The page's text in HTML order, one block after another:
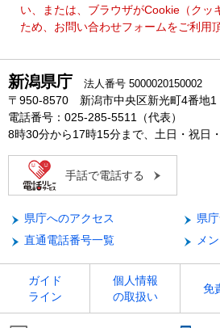
い、または、ブラウザがCookie（クッ
ため、お問い合わせフォームをご利用
新潟県庁 法人番号 5000020150002
〒950-8570 新潟市中央区新光町4番地1
電話番号：025-285-5511（代表）
8時30分から17時15分まで、土日・祝日
手話で電話する
県庁へのアクセス
県
直通電話番号一覧
メ
ガイド
ライン
個人情報
の取扱い
免